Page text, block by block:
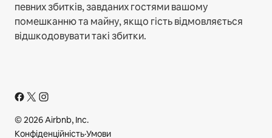
певних збитків, завданих гостями вашому
помешканню та майну, якщо гість відмовляється
відшкодовувати такі збитки.
© 2026 Airbnb, Inc.
Конфіденційність·Умови